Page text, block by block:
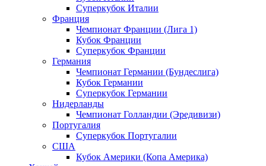
Суперкубок Италии
Франция
Чемпионат Франции (Лига 1)
Кубок Франции
Суперкубок Франции
Германия
Чемпионат Германии (Бундеслига)
Кубок Германии
Суперкубок Германии
Нидерланды
Чемпионат Голландии (Эредивизи)
Португалия
Суперкубок Португалии
США
Кубок Америки (Копа Америка)